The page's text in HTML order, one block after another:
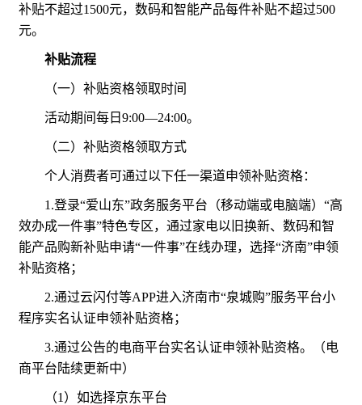
补贴不超过1500元，数码和智能产品每件补贴不超过500
元。
补贴流程
（一）补贴资格领取时间
活动期间每日9:00—24:00。
（二）补贴资格领取方式
个人消费者可通过以下任一渠道申领补贴资格：
1.登录“爱山东”政务服务平台（移动端或电脑端）“高
效办成一件事”特色专区，通过家电以旧换新、数码和智
能产品购新补贴申请“一件事”在线办理，选择“济南”申领
补贴资格；
2.通过云闪付等APP进入济南市“泉城购”服务平台小
程序实名认证申领补贴资格；
3.通过公告的电商平台实名认证申领补贴资格。（电
商平台陆续更新中）
（1）如选择京东平台